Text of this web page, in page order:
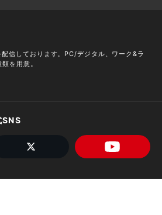
信しております。PC/デジタル、ワーク&ラ
を用意。
SNS